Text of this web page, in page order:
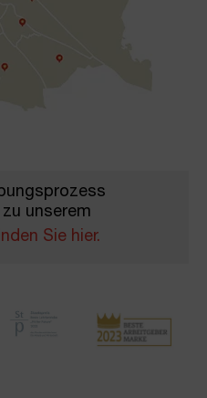
unserem
Sie hier.